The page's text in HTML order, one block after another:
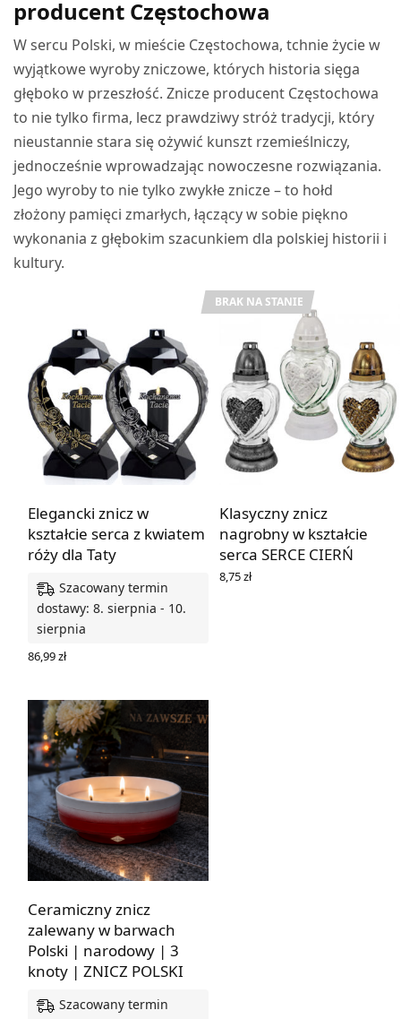
producent Częstochowa
W sercu Polski, w mieście Częstochowa, tchnie życie w
wyjątkowe wyroby zniczowe, których historia sięga
głęboko w przeszłość. Znicze producent Częstochowa
to nie tylko firma, lecz prawdziwy stróż tradycji, który
nieustannie stara się ożywić kunszt rzemieślniczy,
jednocześnie wprowadzając nowoczesne rozwiązania.
Jego wyroby to nie tylko zwykłe znicze – to hołd
złożony pamięci zmarłych, łączący w sobie piękno
wykonania z głębokim szacunkiem dla polskiej historii i
kultury.
Elegancki znicz w
kształcie serca z kwiatem
róży dla Taty
Szacowany termin
dostawy: 8. sierpnia - 10.
sierpnia
86,99zł
BRAK NA STANIE
Klasyczny znicz
nagrobny w kształcie
serca SERCE CIERŃ
8,75zł
Ceramiczny znicz
zalewany w barwach
Polski | narodowy | 3
knoty | ZNICZ POLSKI
Szacowany termin